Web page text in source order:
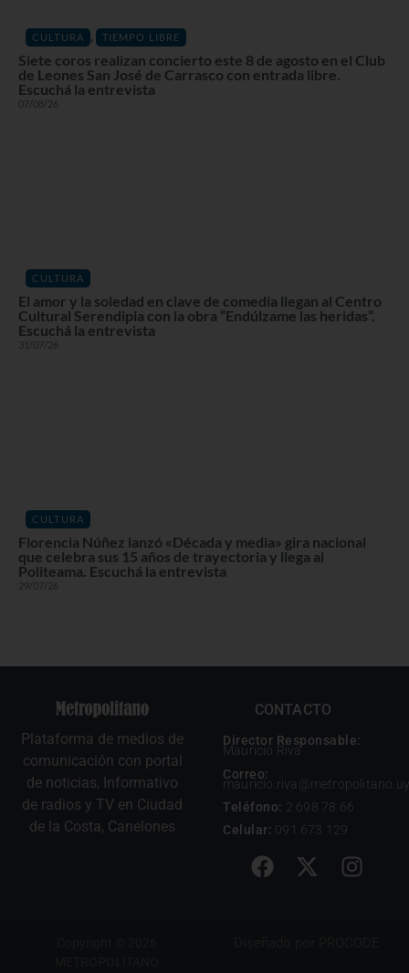
CULTURA , TIEMPO LIBRE
Siete coros realizan concierto este 8 de agosto en el Club
de Leones San José de Carrasco con entrada libre.
Escuchá la entrevista
07/08/26
CULTURA
El amor y la soledad en clave de comedia llegan al Centro
Cultural Serendipia con la obra “Endúlzame las heridas”.
Escuchá la entrevista
31/07/26
CULTURA
Florencia Núñez lanzó «Década y media» gira nacional
que celebra sus 15 años de trayectoria y llega al
Politeama. Escuchá la entrevista
29/07/26
Plataforma de medios de
comunicación con portal
de noticias, Informativo
de radios y TV en Ciudad
de la Costa, Canelones
CONTACTO
Director Responsable:
Mauricio Riva
Correo:
mauricio.riva@metropolitano.uy
Teléfono: 2 698 78 66
Celular: 091 673 129